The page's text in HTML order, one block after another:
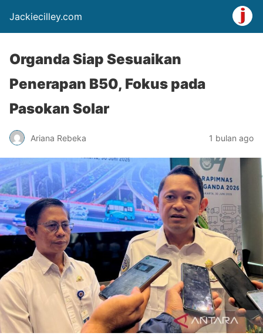
Jackiecilley.com
Organda Siap Sesuaikan
Penerapan B50, Fokus pada
Pasokan Solar
Ariana Rebeka 1 bulan ago